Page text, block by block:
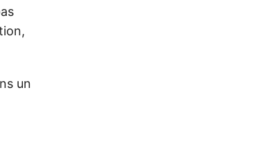
un